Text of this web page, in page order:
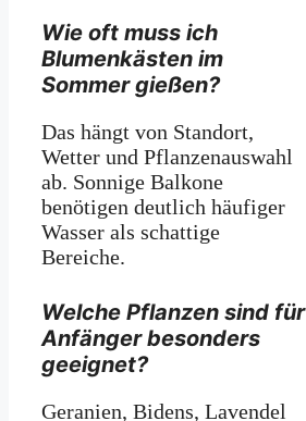
Wie oft muss ich
Blumenkästen im
Sommer gießen?
Das hängt von Standort,
Wetter und Pflanzenauswahl
ab. Sonnige Balkone
benötigen deutlich häufiger
Wasser als schattige
Bereiche.
Welche Pflanzen sind für
Anfänger besonders
geeignet?
Geranien, Bidens, Lavendel